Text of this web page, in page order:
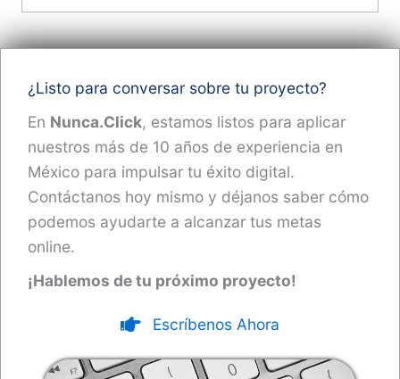
¿Listo para conversar sobre tu proyecto?
En Nunca.Click, estamos listos para aplicar
nuestros más de 10 años de experiencia en
México para impulsar tu éxito digital.
Contáctanos hoy mismo y déjanos saber cómo
podemos ayudarte a alcanzar tus metas
online.
¡Hablemos de tu próximo proyecto!
Escríbenos Ahora